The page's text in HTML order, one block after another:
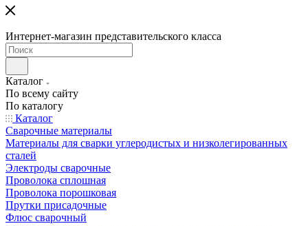
Интернет-магазин представительского класса
Каталог
По всему сайту
По каталогу
Каталог
Сварочные материалы
Материалы для сварки углеродистых и низколегированных
сталей
Электроды сварочные
Проволока сплошная
Проволока порошковая
Прутки присадочные
Флюс сварочный